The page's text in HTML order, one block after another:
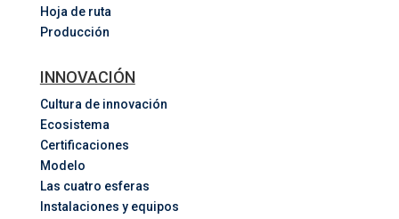
Hoja de ruta
Producción
INNOVACIÓN
Cultura de innovación
Ecosistema
Certificaciones
Modelo
Las cuatro esferas
Instalaciones y equipos